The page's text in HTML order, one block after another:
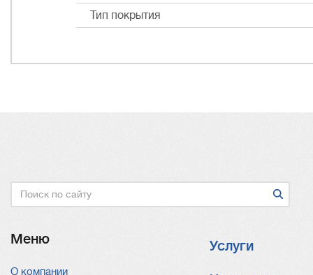
Тип покрытия
Поиск
Меню
О компании
Услуги